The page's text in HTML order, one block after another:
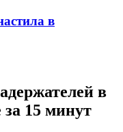
в
в
15 минут